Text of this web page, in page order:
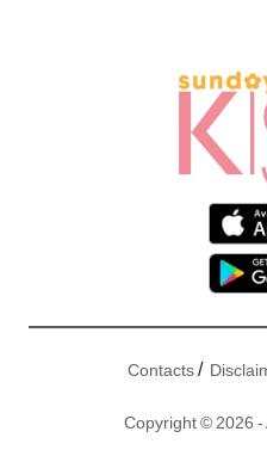
Contacts/
Copyright © 2026 -